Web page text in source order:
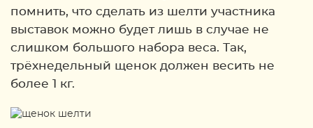
помнить, что сделать из шелти участника
выставок можно будет лишь в случае не
слишком большого набора веса. Так,
трёхнедельный щенок должен весить не
более 1 кг.